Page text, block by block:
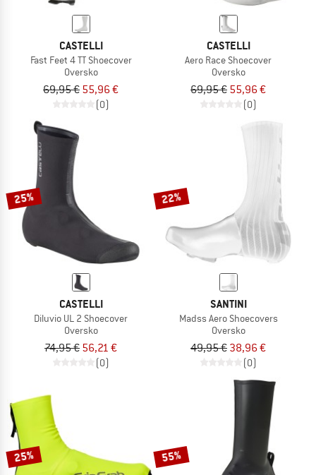
CASTELLI
Fast Feet 4 TT Shoecover
Oversko
69,95 € 55,96 €
(0)
CASTELLI
Aero Race Shoecover
Oversko
69,95 € 55,96 €
(0)
25%
CASTELLI
Diluvio UL 2 Shoecover
Oversko
74,95 € 56,21 €
(0)
22%
SANTINI
Madss Aero Shoecovers
Oversko
49,95 € 38,96 €
(0)
25% 55%